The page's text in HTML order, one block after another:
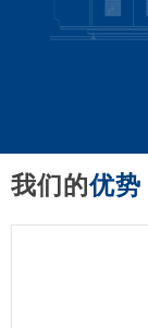
我们的优势